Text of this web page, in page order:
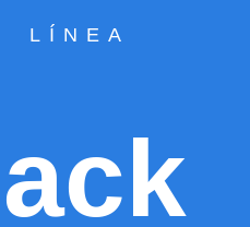
LÍNEA